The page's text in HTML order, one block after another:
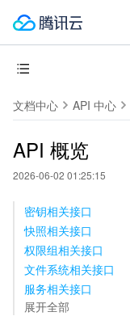
文档中心 API 中心
API 概览
2026-06-02 01:25:15
密钥相关接口
快照相关接口
权限组相关接口
文件系统相关接口
服务相关接口
展开全部